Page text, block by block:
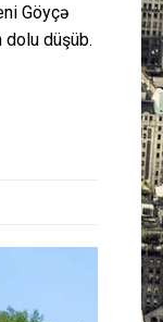
Göyçə
düşüb.